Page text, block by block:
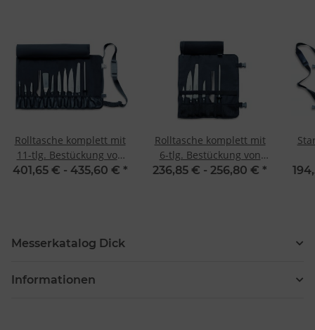
Rolltasche komplett mit
11-tlg. Bestückung von
Dick
401,65 € - 435,60 € *
Rolltasche komplett mit
6-tlg. Bestückung von
Dick
236,85 € - 256,80 € *
Messerkatalog Dick
Informationen